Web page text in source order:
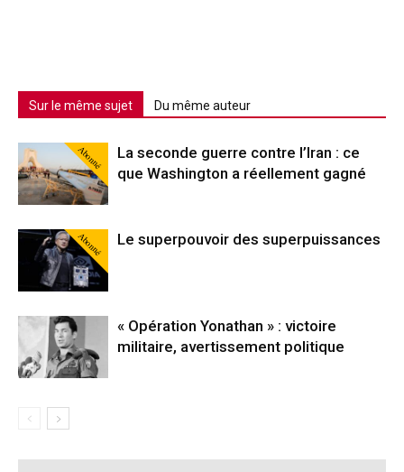
Sur le même sujet Du même auteur
Abonné
La seconde guerre contre l’Iran : ce
que Washington a réellement gagné
Abonné Le superpouvoir des superpuissances
« Opération Yonathan » : victoire
militaire, avertissement politique